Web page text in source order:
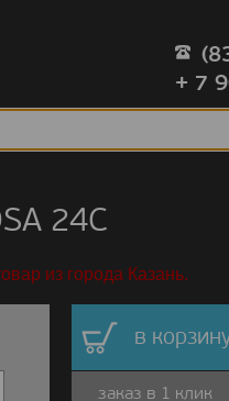
+ 7
24C
из города Казань.
в
заказ в 1 клик